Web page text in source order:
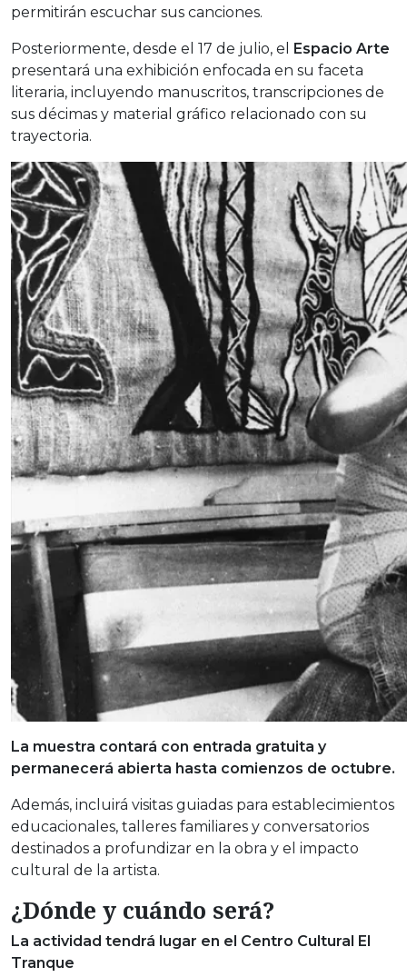
permitirán escuchar sus canciones.
Posteriormente, desde el 17 de julio, el
Espacio Arte
presentará una exhibición enfocada en su faceta
literaria, incluyendo manuscritos, transcripciones de
sus décimas y material gráfico relacionado con su
trayectoria.
La muestra contará con entrada gratuita y
permanecerá abierta hasta comienzos de octubre.
Además, incluirá visitas guiadas para establecimientos
educacionales, talleres familiares y conversatorios
destinados a profundizar en la obra y el impacto
cultural de la artista.
¿Dónde y cuándo será?
La actividad tendrá lugar en el Centro Cultural El
Tranque